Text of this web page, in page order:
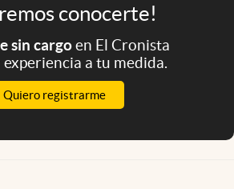
conocerte!
sin cargoen El Cronista
experiencia a tu medida.
Quiero registrarme